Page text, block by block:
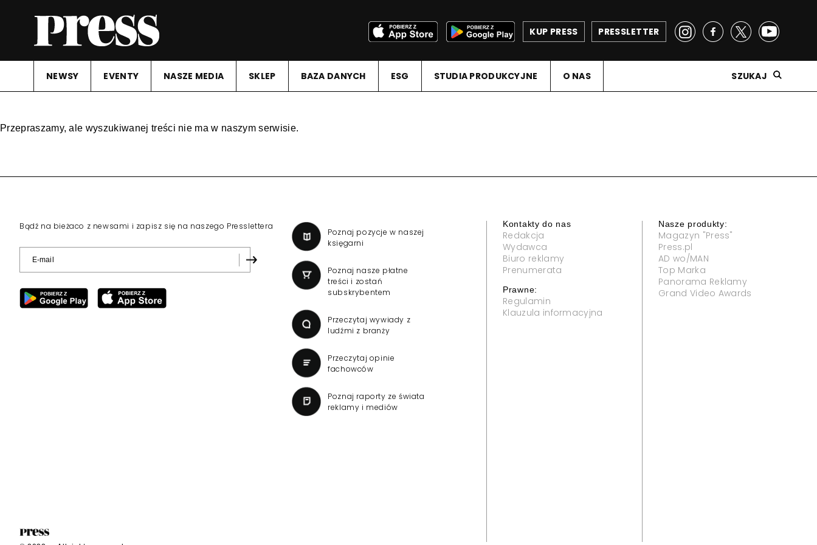
PRESSLETTER
KUP PRESS
NEWSY EVENTY NASZE MEDIA SKLEP BAZA DANYCH ESG STUDIA PRODUKCYJNE O NAS SZUKAJ
Przepraszamy, ale wyszukiwanej treści nie ma w naszym serwisie.
Bądź na bieżaco z newsami i zapisz się na naszego Presslettera
Poznaj pozycje w naszej
księgarni
Poznaj nasze płatne
treści i zostań
subskrybentem
Przeczytaj wywiady z
ludźmi z branży
Przeczytaj opinie
fachowców
Poznaj raporty ze świata
reklamy i mediów
Kontakty do nas
Redakcja
Wydawca
Biuro reklamy
Prenumerata
Prawne:
Regulamin
Klauzula informacyjna
Nasze produkty:
Magazyn "Press"
Press.pl
AD wo/MAN
Top Marka
Panorama Reklamy
Grand Video Awards